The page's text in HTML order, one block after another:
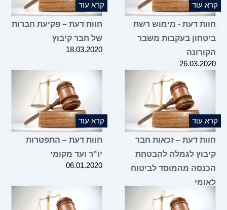
עוד
דעת - מימוש רשת
בעקבות משבר
קרא עוד
חוות דעת – פקיעת חברות
של חבר קיבוץ
18.03.2020
עוד
דעת – זכאות חבר
לגמלה להבטחת
מהמוסד לביטוח
קרא עוד
חוות דעת – התפטרות
יו"ר ועד מקומי
06.01.2020